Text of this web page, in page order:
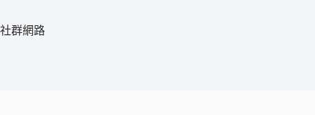
社群網路